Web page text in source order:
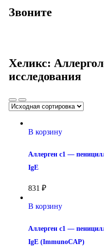
Звоните
Хеликс:
исследования
В корзину
Аллерген c1 —
IgE
831 ₽
В корзину
Аллерген c1 —
IgE (ImmunoCAP)